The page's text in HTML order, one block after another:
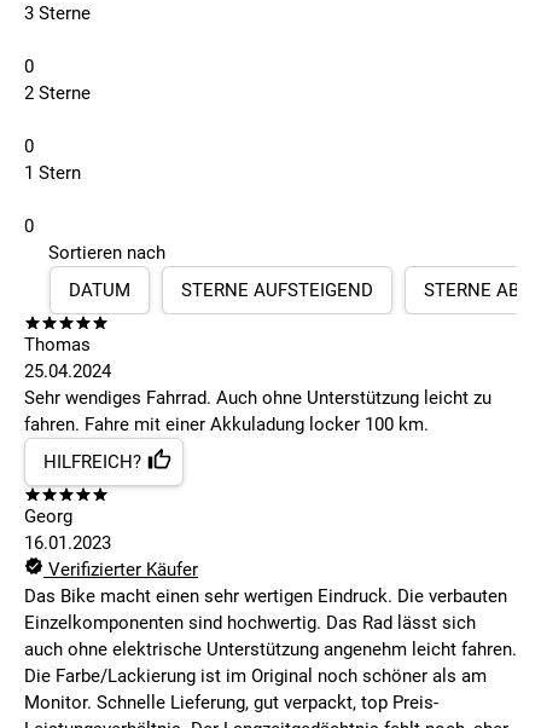
3 Sterne
0
2 Sterne
0
1 Stern
0
Sortieren nach
DATUM
STERNE AUFSTEIGEND STERNE
Thomas
25.04.2024
Sehr wendiges Fahrrad. Auch ohne Unterstützung leicht zu
fahren. Fahre mit einer Akkuladung locker 100 km.
HILFREICH?
Georg
16.01.2023
Verifizierter Käufer
Das Bike macht einen sehr wertigen Eindruck. Die verbauten
Einzelkomponenten sind hochwertig. Das Rad lässt sich
auch ohne elektrische Unterstützung angenehm leicht fahren.
Die Farbe/Lackierung ist im Original noch schöner als am
Monitor. Schnelle Lieferung, gut verpackt, top Preis-